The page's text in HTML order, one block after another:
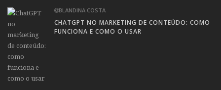
BLANDINA COSTA
CHATGPT NO MARKETING DE CONTEÚDO: COMO
FUNCIONA E COMO O USAR